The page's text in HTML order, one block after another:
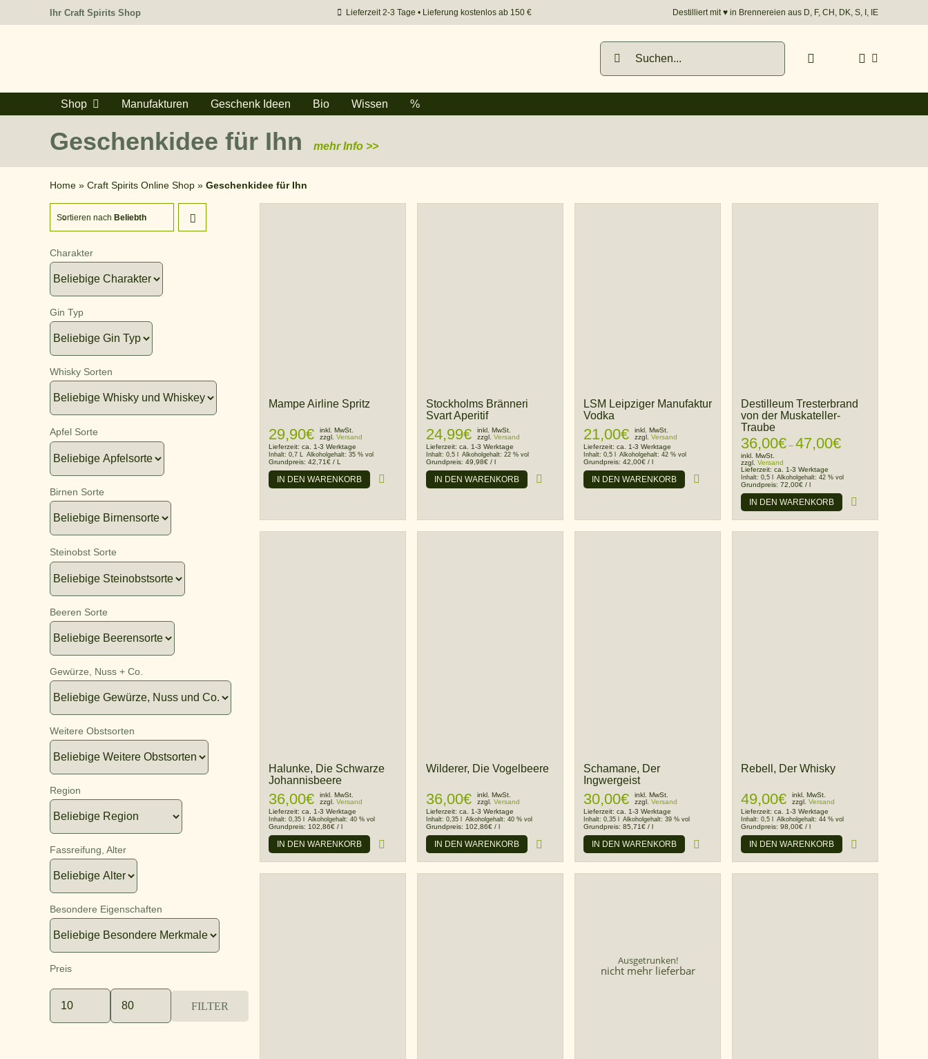
Ihr Craft Spirits Shop Lieferzeit 2-3 Tage • Lieferung kostenlos ab 150 € Destilliert mit♥︎ in Brennereien aus D, F, CH, DK, S, I, IE
Suche
nach:
Shop Manufakturen Geschenk Ideen Bio Wissen %
Geschenkidee für Ihn mehr Info >>
Home» Craft Spirits Online Shop» Geschenkidee für Ihn
Sortieren nach Beliebtheit
Charakter
Gin Typ
Whisky Sorten
Apfel Sorte
Birnen Sorte
Steinobst Sorte
Beeren Sorte
Gewürze, Nuss + Co.
Weitere Obstsorten
Region
Fassreifung, Alter
Besondere Eigenschaften
Preis
Min.
Preis
Max.
Preis
FILTER
Mampe Airline Spritz
29,90€
inkl. MwSt.
zzgl. Versand
Lieferzeit: ca. 1-3 Werktage
Inhalt: 0,7 L Alkoholgehalt: 35 % vol
Grundpreis: 42,71€ / L
IN DEN WARENKORB
Stockholms Bränneri
Svart Aperitif
24,99€
inkl. MwSt.
zzgl. Versand
Lieferzeit: ca. 1-3 Werktage
Inhalt: 0,5 l Alkoholgehalt: 22 % vol
Grundpreis: 49,98€ / l
IN DEN WARENKORB
LSM Leipziger Manufaktur
Vodka
21,00€
inkl. MwSt.
zzgl. Versand
Lieferzeit: ca. 1-3 Werktage
Inhalt: 0,5 l Alkoholgehalt: 42 % vol
Grundpreis: 42,00€ / l
IN DEN WARENKORB
Destilleum Tresterbrand
von der Muskateller-
Traube
36,00€ – 47,00€Preisspanne:
47,00€
inkl. MwSt.
zzgl. Versand
Lieferzeit: ca. 1-3 Werktage
Inhalt: 0,5 l Alkoholgehalt: 42 % vol
Grundpreis: 72,00€ / l
IN DEN WARENKORB
Halunke, Die Schwarze
Johannisbeere
36,00€
inkl. MwSt.
zzgl. Versand
Lieferzeit: ca. 1-3 Werktage
Inhalt: 0,35 l Alkoholgehalt: 40 % vol
Grundpreis: 102,86€ /
IN DEN WARENKORB
Wilderer, Die Vogelbeere
36,00€
inkl. MwSt.
zzgl. Versand
Lieferzeit: ca. 1-3 Werktage
Inhalt: 0,35 l Alkoholgehalt: 40 % vol
Grundpreis: 102,86€ / l
IN DEN WARENKORB
Schamane, Der
Ingwergeist
30,00€
inkl. MwSt.
zzgl. Versand
Lieferzeit: ca. 1-3 Werktage
Inhalt: 0,35 l Alkoholgehalt: 39 % vol
Grundpreis: 85,71€ /
IN DEN WARENKORB
Rebell, Der Whisky
49,00€
inkl. MwSt.
zzgl. Versand
Lieferzeit: ca. 1-3 Werktage
Inhalt: 0,5 l Alkoholgehalt: 44 % vol
Grundpreis: 98,00€ /
IN DEN WARENKORB
Ausgetrunken!
nicht mehr lieferbar